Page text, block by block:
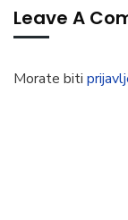
Leave A
Morate biti